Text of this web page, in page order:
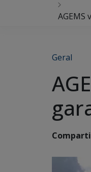
Geral